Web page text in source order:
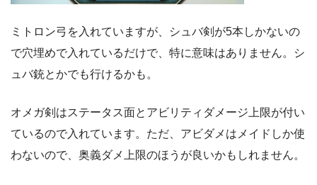
ミトロン弓を入れていますが、シュバ剣が5本しかないの
で穴埋めで入れているだけで、特に意味はありません。シ
ュバ銃とかでも行けるかも。
オメガ剣はステータス面とアビリティダメージ上限が付い
ているので入れています。ただ、アビダメはメイドしか使
わないので、奥義ダメ上限のほうが良いかもしれません。